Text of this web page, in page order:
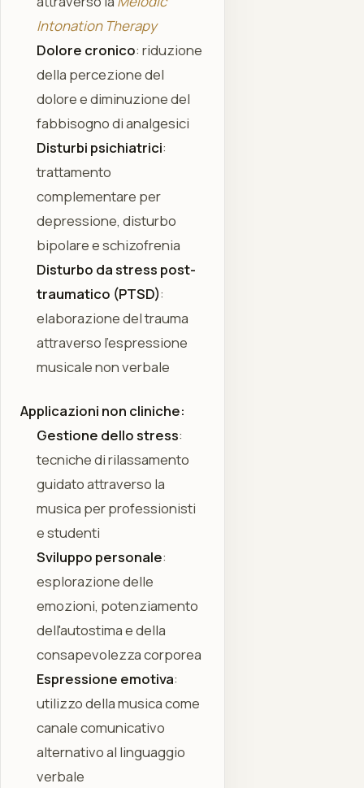
Intonation Therapy
Dolore cronico: riduzione
della percezione del
dolore e diminuzione del
fabbisogno di analgesici
Disturbi psichiatrici:
trattamento
complementare per
depressione, disturbo
bipolare e schizofrenia
Disturbo da stress post-
traumatico (PTSD):
elaborazione del trauma
attraverso l'espressione
musicale non verbale
Applicazioni non cliniche:
Gestione dello stress:
tecniche di rilassamento
guidato attraverso la
musica per professionisti
e studenti
Sviluppo personale:
esplorazione delle
emozioni, potenziamento
dell'autostima e della
consapevolezza corporea
Espressione emotiva:
utilizzo della musica come
canale comunicativo
alternativo al linguaggio
verbale